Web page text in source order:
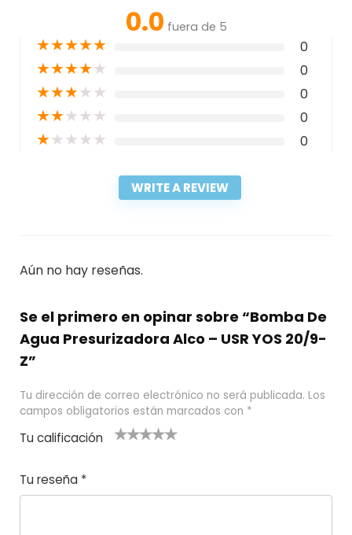
0.0 fuera de 5
★★★★★ 0
★★★★★ 0
★★★★★ 0
★★★★★ 0
★★★★★ 0
WRITE A REVIEW
Aún no hay reseñas.
Se el primero en opinar sobre “Bomba De
Agua Presurizadora Alco – USR YOS 20/9-
Z”
Tu dirección de correo electrónico no será publicada. Los
campos obligatorios están marcados con *
Tu calificación
e
5
las
s
Tu reseña *